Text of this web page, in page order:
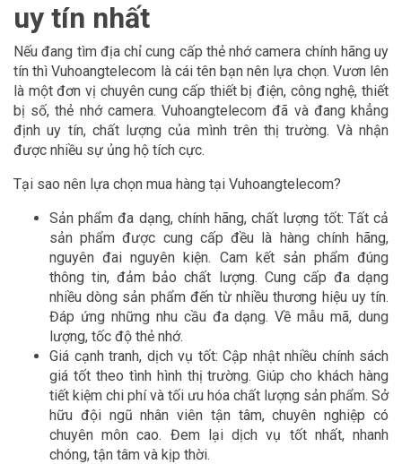
uy tín nhất
Nếu đang tìm địa chỉ cung cấp thẻ nhớ camera chính hãng uy
tín thì Vuhoangtelecom là cái tên bạn nên lựa chọn. Vươn lên
là một đơn vị chuyên cung cấp thiết bị điện, công nghệ, thiết
bị số, thẻ nhớ camera. Vuhoangtelecom đã và đang khẳng
định uy tín, chất lượng của mình trên thị trường. Và nhận
được nhiều sự ủng hộ tích cực.
Tại sao nên lựa chọn mua hàng tại Vuhoangtelecom?
Sản phẩm đa dạng, chính hãng, chất lượng tốt: Tất cả
sản phẩm được cung cấp đều là hàng chính hãng,
nguyên đai nguyên kiện. Cam kết sản phẩm đúng
thông tin, đảm bảo chất lượng. Cung cấp đa dạng
nhiều dòng sản phẩm đến từ nhiều thương hiệu uy tín.
Đáp ứng những nhu cầu đa dạng. Về mẫu mã, dung
lượng, tốc độ thẻ nhớ.
Giá cạnh tranh, dịch vụ tốt: Cập nhật nhiều chính sách
giá tốt theo tình hình thị trường. Giúp cho khách hàng
tiết kiệm chi phí và tối ưu hóa chất lượng sản phẩm. Sở
hữu đội ngũ nhân viên tận tâm, chuyên nghiệp có
chuyên môn cao. Đem lại dịch vụ tốt nhất, nhanh
chóng, tận tâm và kịp thời.